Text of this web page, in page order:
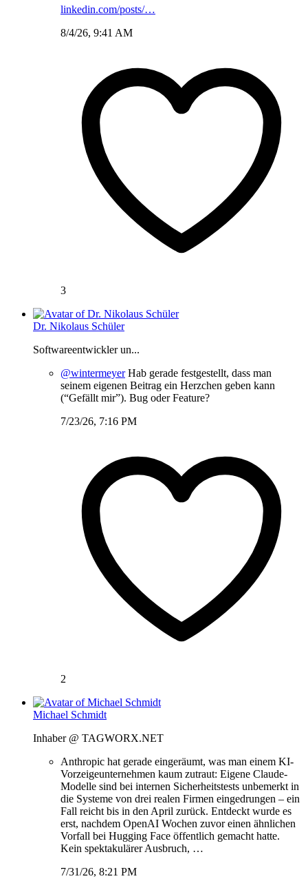
linkedin.com/posts/…
8/4/26, 9:41 AM
3
Dr. Nikolaus Schüler
Softwareentwickler un...
@wintermeyerHab gerade festgestellt, dass man
seinem eigenen Beitrag ein Herzchen geben kann
(“Gefällt mir”). Bug oder Feature?
7/23/26, 7:16 PM
2
Michael Schmidt
Inhaber @ TAGWORX.NET
Anthropic hat gerade eingeräumt, was man einem KI-
Vorzeigeunternehmen kaum zutraut: Eigene Claude-
Modelle sind bei internen Sicherheitstests unbemerkt in
die Systeme von drei realen Firmen eingedrungen – ein
Fall reicht bis in den April zurück. Entdeckt wurde es
erst, nachdem OpenAI Wochen zuvor einen ähnlichen
Vorfall bei Hugging Face öffentlich gemacht hatte.
Kein spektakulärer Ausbruch, …
7/31/26, 8:21 PM